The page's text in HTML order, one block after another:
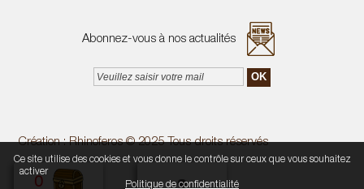
0
Abonnez-vous à nos actualités
Création :Rhinoferos© 2025 Tous droits réservés
Ce site utilise des cookies et vous donne le contrôle sur ceux que vous souhaitez
activer Tout accepter
Politique de confidentialité